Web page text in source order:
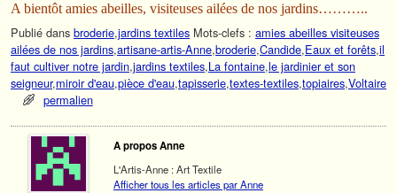
A bientôt amies abeilles, visiteuses ailées de nos jardins………..
Publié dans broderie,jardins textiles Mots-clefs : amies abeilles visiteuses
ailées de nos jardins,artisane-artis-Anne,broderie,Candide,Eaux et forêts,il
faut cultiver notre jardin,jardins textiles,La fontaine,le jardinier et son
seigneur,miroir d'eau,pièce d'eau,tapisserie,textes-textiles,topiaires,Voltaire
permalien
A propos Anne
L'Artis-Anne : Art Textile
Afficher tous les articles par Anne